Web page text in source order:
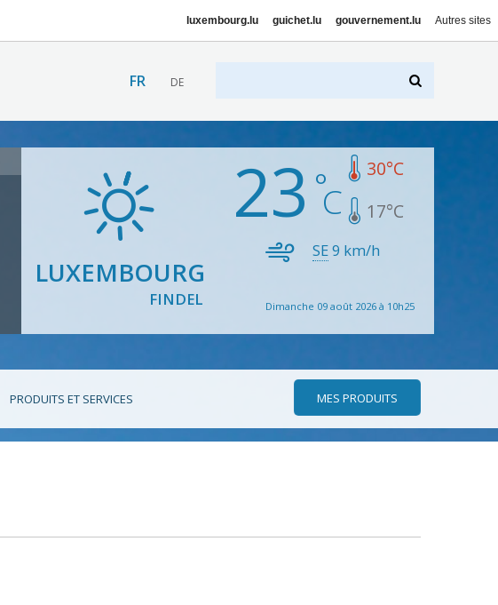
luxembourg.lu guichet.lu gouvernement.lu Autres sites
FR DE
LUXEMBOURG
FINDEL
23 30°C
17°C
SE9 km/h
Dimanche 09 août 2026 à 10h25
PRODUITS ET SERVICES MES PRODUITS